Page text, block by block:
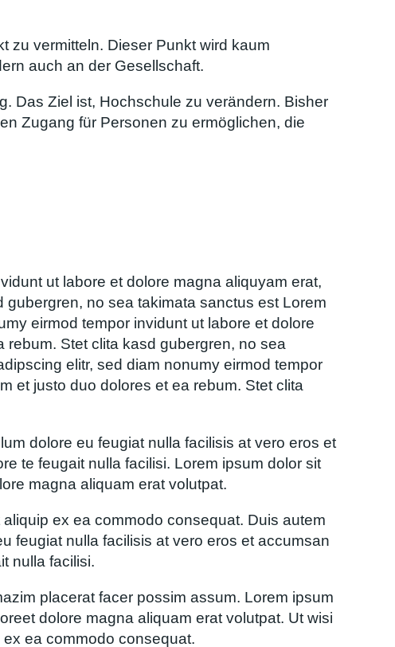
zu vermitteln. Dieser Punkt wird kaum
auch an der Gesellschaft.
Das Ziel ist, Hochschule zu verändern. Bisher
Zugang für Personen zu ermöglichen, die
ut labore et dolore magna aliquyam erat,
no sea takimata sanctus est Lorem
eirmod tempor invidunt ut labore et dolore
Stet clita kasd gubergren, no sea
elitr, sed diam nonumy eirmod tempor
et justo duo dolores et ea rebum. Stet clita
dolore eu feugiat nulla facilisis at vero eros et
te feugait nulla facilisi. Lorem ipsum dolor sit
magna aliquam erat volutpat.
ex ea commodo consequat. Duis autem
feugiat nulla facilisis at vero eros et accumsan
nulla facilisi.
placerat facer possim assum. Lorem ipsum
dolore magna aliquam erat volutpat. Ut wisi
ea commodo consequat.